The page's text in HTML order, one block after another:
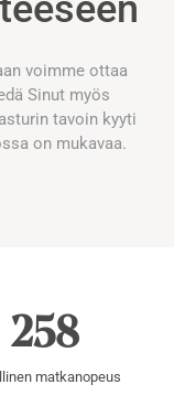
voimme ottaa
Sinut myös
tavoin kyyti
on mukavaa.
matkanopeus
317